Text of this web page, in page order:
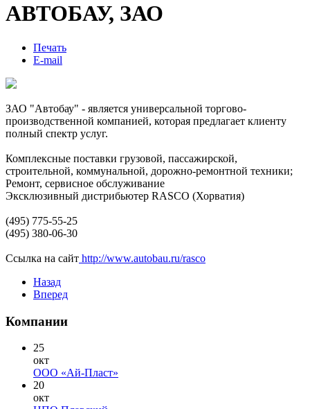
АВТОБАУ, ЗАО
Печать
E-mail
ЗАО "Автобау" - является универсальной торгово-
производственной компанией, которая предлагает клиенту
полный спектр услуг.
Комплексные поставки грузовой, пассажирской,
строительной, коммунальной, дорожно-ремонтной техники;
Ремонт, сервисное обслуживание
Эксклюзивный дистрибьютер RASCO (Хорватия)
(495) 775-55-25
(495) 380-06-30
Ссылка на сайт http://www.autobau.ru/rasco
Назад
Вперед
Компании
25
окт
ООО «Ай-Пласт»
20
окт